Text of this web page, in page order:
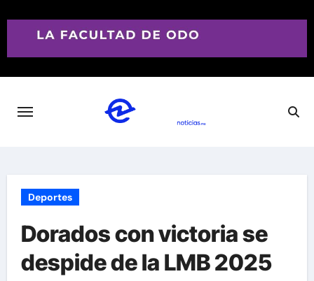
Deportes
Dorados con victoria se
despide de la LMB 2025